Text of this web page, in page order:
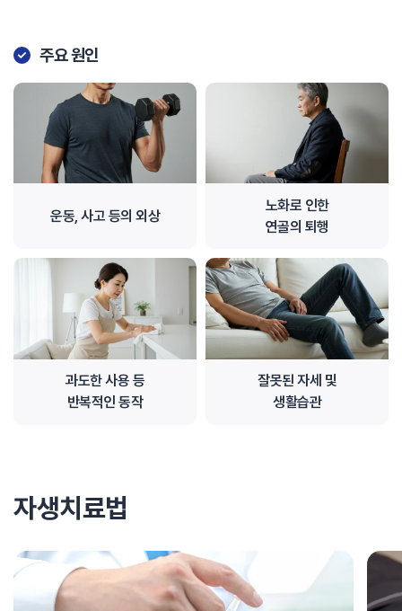
주요 원인
운동, 사고 등의 외상
노화로 인한
연골의 퇴행
과도한 사용 등
반복적인 동작
잘못된 자세 및
생활습관
자생치료법